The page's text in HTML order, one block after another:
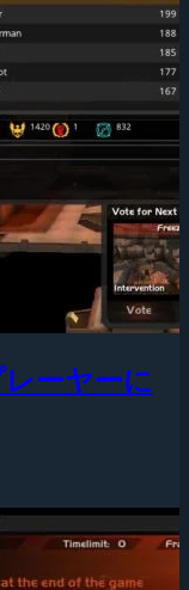
ーヤーに